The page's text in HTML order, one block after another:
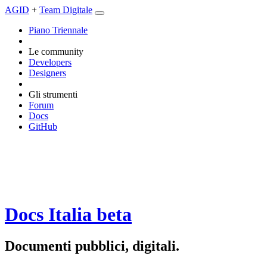
AGID + Team Digitale
Piano Triennale
Le community
Developers
Designers
Gli strumenti
Forum
Docs
GitHub
Docs Italia beta
Documenti pubblici, digitali.